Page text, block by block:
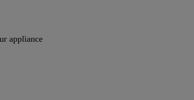
appliance